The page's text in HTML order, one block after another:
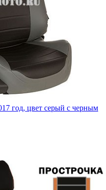
год, цвет серый с черным